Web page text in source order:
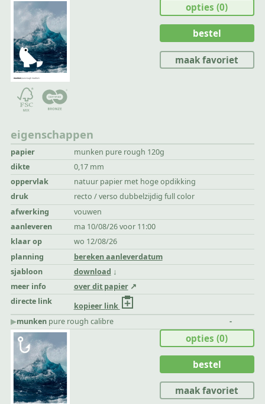
eigenschappen
papier
munken pure rough 120g
dikte
0,17 mm
oppervlak
natuur papier met hoge opdikking
druk
recto / verso dubbelzijdig full color
afwerking
vouwen
aanleveren
ma 10/08/26 voor 11:00
klaar op
wo 12/08/26
planning
bereken aanleverdatum
sjabloon
download
meer info
over dit papier
directe link
kopieer link
opties(0)
bestel
maak favoriet
▶︎munken pure rough calibre -
opties(0)
bestel
maak favoriet